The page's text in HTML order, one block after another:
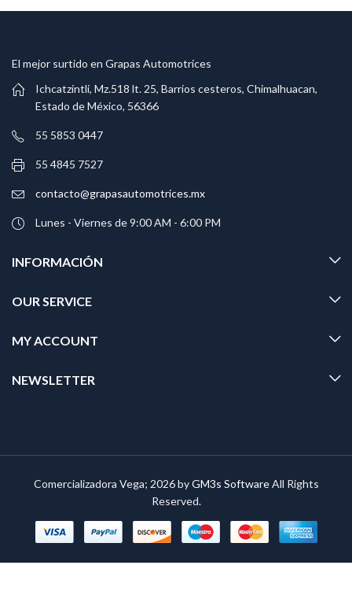
El mejor surtido en Grapas Automotrices
Ichcatzintli, Mz.518 lt. 25, Barrios cesteros, Chimalhuacan,
Estado de México, 56366
55 5853 0447
55 4845 7527
contacto@grapasautomotrices.mx
Lunes - Viernes de 9:00 AM - 6:00 PM
INFORMACIÓN
OUR SERVICE
MY ACCOUNT
NEWSLETTER
Comercializadora Vega; 2026 byGM3s SoftwareAll Rights
Reserved.